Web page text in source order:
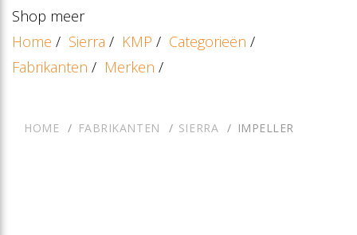
Shop meer
Home / Sierra / KMP / Categorieën /
Fabrikanten / Merken /
HOME FABRIKANTEN SIERRA IMPELLER